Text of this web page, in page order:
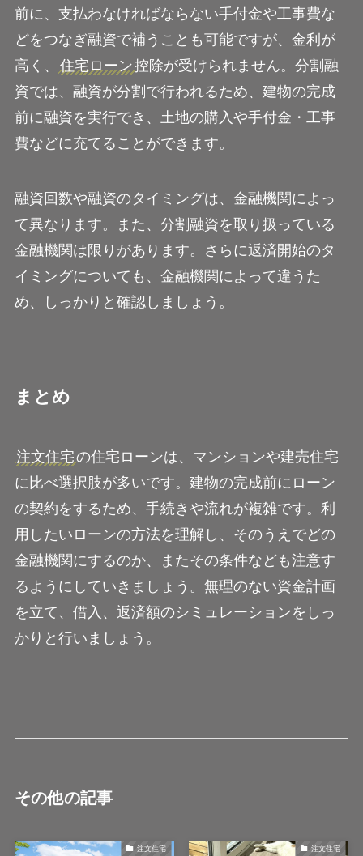
前に、支払わなければならない手付金や工事費な
どをつなぎ融資で補うことも可能ですが、金利が
高く、
住宅ローン控除が受けられません。分割融
資では、融資が分割で行われるため、建物の完成
前に融資を実行でき、土地の購入や手付金・工事
費などに充てることができます。
融資回数や融資のタイミングは、金融機関によっ
て異なります。また、分割融資を取り扱っている
金融機関は限りがあります。さらに返済開始のタ
イミングについても、金融機関によって違うた
め、しっかりと確認しましょう。
まとめ
注文住宅の住宅ローンは、マンションや建売住宅
に比べ選択肢が多いです。建物の完成前にローン
の契約をするため、手続きや流れが複雑です。利
用したいローンの方法を理解し、そのうえでどの
金融機関にするのか、またその条件なども注意す
るようにしていきましょう。無理のない資金計画
を立て、借入、返済額のシミュレーションをしっ
かりと行いましょう。
その他の記事
注文住宅 注文住宅